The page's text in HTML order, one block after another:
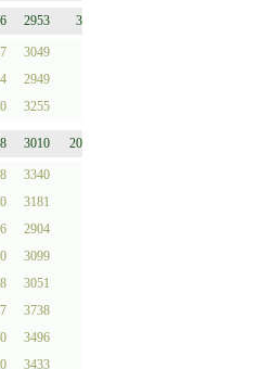
2953 3
3049
2949
0 3255
3010 20
3340
0 3181
2904
3099
3051
3738
0 3496
0 3433